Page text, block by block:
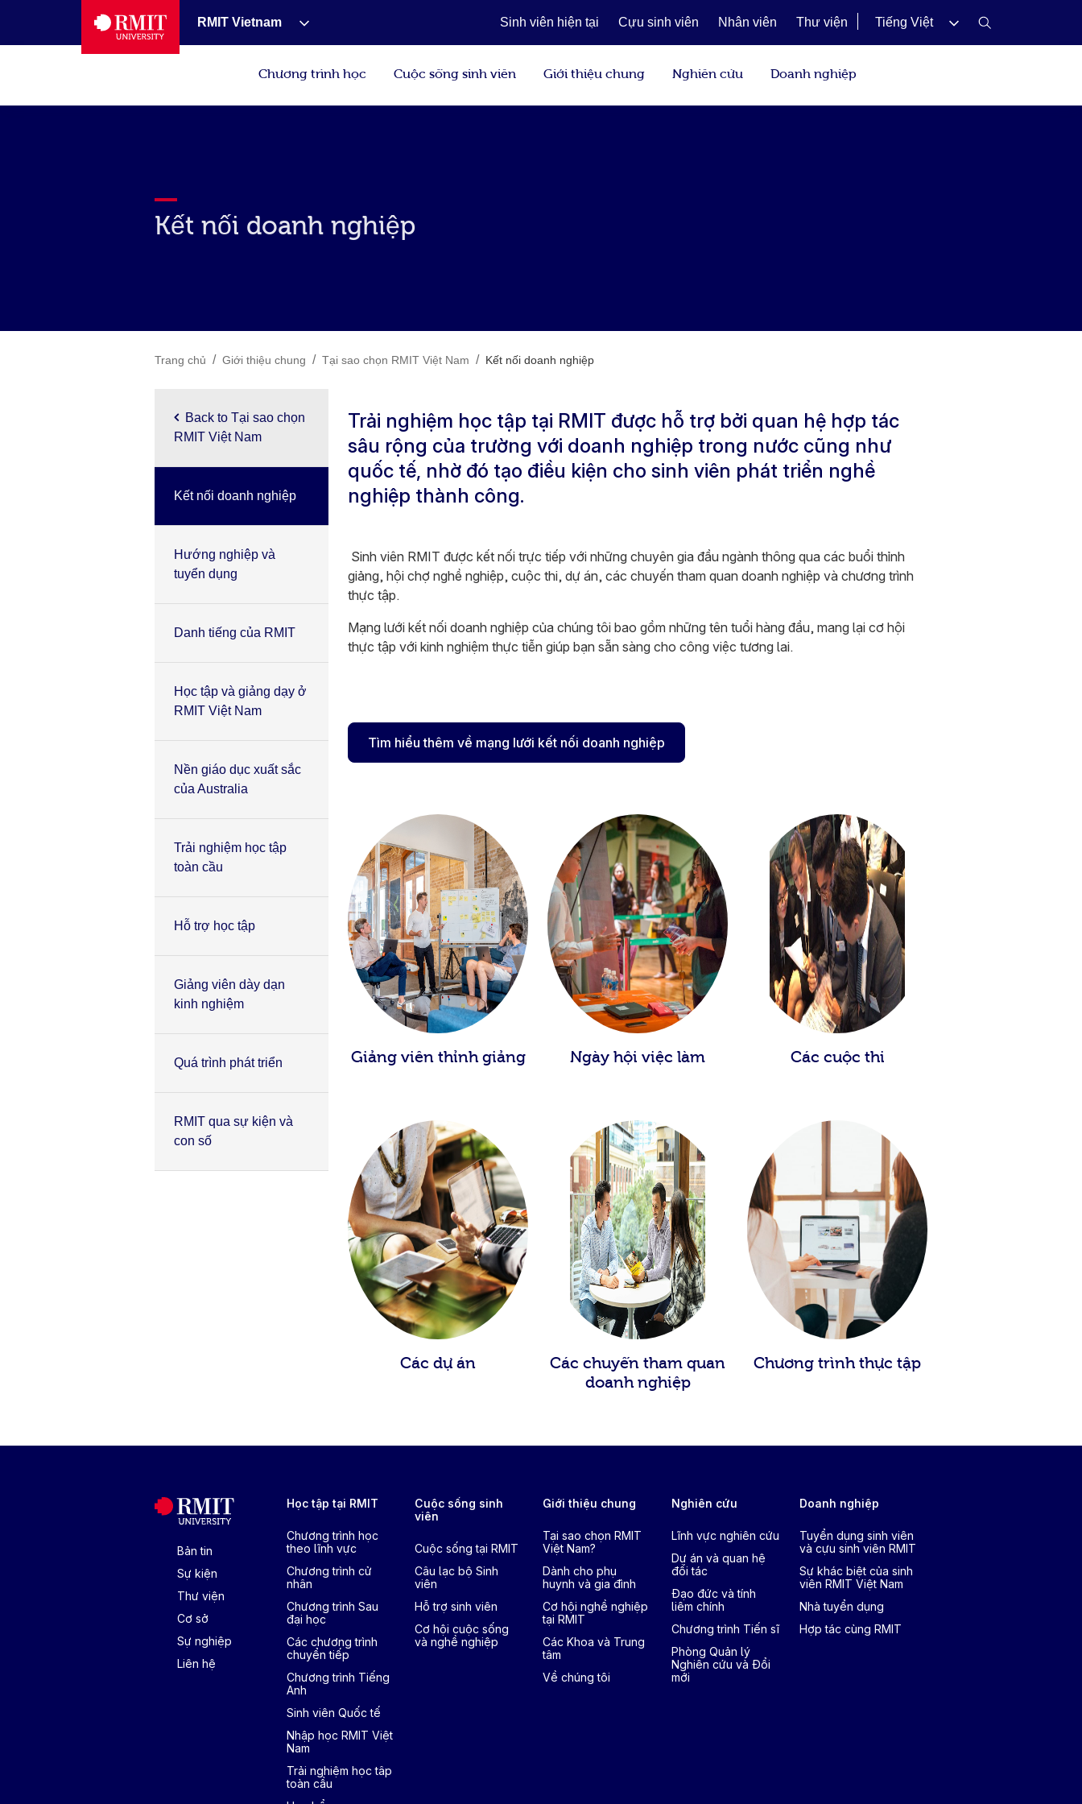
RMIT Vietnam Sinh viên hiện tại Cựu sinh viên Nhân viên Thư viện Tiếng Việt
Chương trình học Cuộc sống sinh viên Giới thiệu chung Nghiên cứu Doanh nghiệp
Kết nối doanh nghiệp
Trang chủ / Giới thiệu chung / Tại sao chọn RMIT Việt Nam / Kết nối doanh nghiệp
Back to Tại sao chọn
RMIT Việt Nam
Kết nối doanh nghiệp
Hướng nghiệp và
tuyển dụng
Danh tiếng của RMIT
Học tập và giảng dạy ở
RMIT Việt Nam
Nền giáo dục xuất sắc
của Australia
Trải nghiệm học tập
toàn cầu
Hỗ trợ học tập
Giảng viên dày dạn
kinh nghiệm
Quá trình phát triển
RMIT qua sự kiện và
con số
Trải nghiệm học tập tại RMIT được hỗ trợ bởi quan hệ hợp tác
sâu rộng của trường với doanh nghiệp trong nước cũng như
quốc tế, nhờ đó tạo điều kiện cho sinh viên phát triển nghề
nghiệp thành công.
Sinh viên RMIT được kết nối trực tiếp với những chuyên gia đầu ngành thông qua các buổi thỉnh
giảng, hội chợ nghề nghiệp, cuộc thi, dự án, các chuyến tham quan doanh nghiệp và chương trình
thực tập.
Mạng lưới kết nối doanh nghiệp của chúng tôi bao gồm những tên tuổi hàng đầu, mang lại cơ hội
thực tập với kinh nghiệm thực tiễn giúp bạn sẵn sàng cho công việc tương lai.
Tìm hiểu thêm về mạng lưới kết nối doanh nghiệp
Giảng viên thỉnh giảng Ngày hội việc làm Các cuộc thi
Các dự án
Các chuyến tham quan
doanh nghiệp
Chương trình thực tập
Bản tin
Sự kiện
Thư viện
Cơ sở
Sự nghiệp
Liên hệ
Học tập tại RMIT
Chương trình học
theo lĩnh vực
Chương trình cử
nhân
Chương trình Sau
đại học
Các chương trình
chuyển tiếp
Chương trình Tiếng
Anh
Sinh viên Quốc tế
Nhập học RMIT Việt
Nam
Trải nghiệm học tâp
toàn cầu
Cuộc sống sinh
viên
Cuộc sống tại RMIT
Câu lạc bộ Sinh
viên
Hỗ trợ sinh viên
Cơ hội cuộc sống
và nghề nghiệp
Giới thiệu chung
Tại sao chọn RMIT
Việt Nam?
Dành cho phụ
huynh và gia đình
Cơ hội nghề nghiệp
tại RMIT
Các Khoa và Trung
tâm
Về chúng tôi
Nghiên cứu
Lĩnh vực nghiên cứu
Dự án và quan hệ
đối tác
Đạo đức và tính
liêm chính
Chương trình Tiến sĩ
Phòng Quản lý
Nghiên cứu và Đổi
mới
Doanh nghiệp
Tuyển dụng sinh viên
và cựu sinh viên RMIT
Sự khác biệt của sinh
viên RMIT Việt Nam
Nhà tuyển dụng
Hợp tác cùng RMIT